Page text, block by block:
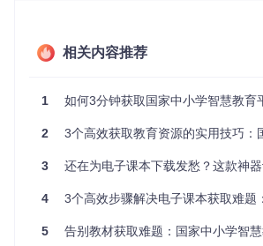
只需复制电子课本预览页面的网址，工具
出完整的教材内容。不需要手动查找下载
批量下载处理，节省时间精力
支持同时输入多个教材链接，一次性下载
载，大大提升工作和学习效率。
离线使用支持，随时随地学习
下载后的PDF教材可以在任何设备上离线
相关内容推荐
1 如何3分钟获取国家中小学智慧教育平台电子课本
2 3个高效获取教育资源的实用技巧：国家中小学智慧教育平
3 还在为电子课本下载发愁？这款神器让国家中小学智慧教育平
4 3个高效步骤解决电子课本获取难题：国家中小学智慧
5 告别教材获取难题：国家中小学智慧教育平台电子